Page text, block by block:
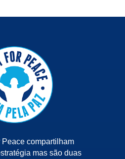
Peace compartilham
mas são duas